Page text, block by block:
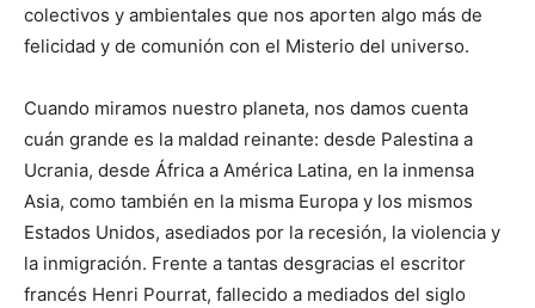
colectivos y ambientales que nos aporten algo más de
felicidad y de comunión con el Misterio del universo.
Cuando miramos nuestro planeta, nos damos cuenta
cuán grande es la maldad reinante: desde Palestina a
Ucrania, desde África a América Latina, en la inmensa
Asia, como también en la misma Europa y los mismos
Estados Unidos, asediados por la recesión, la violencia y
la inmigración. Frente a tantas desgracias el escritor
francés Henri Pourrat, fallecido a mediados del siglo